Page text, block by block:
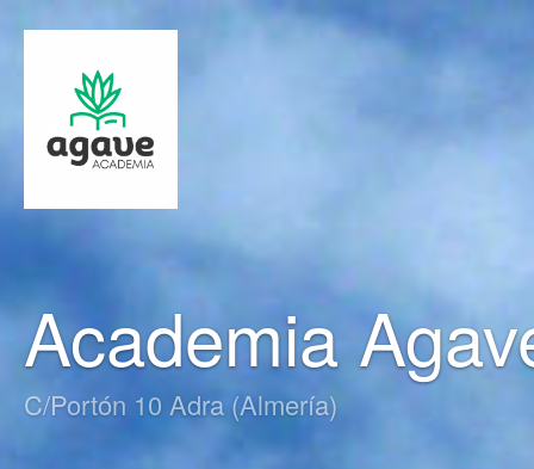
Academia
C/Portón 10 Adra (Almería)